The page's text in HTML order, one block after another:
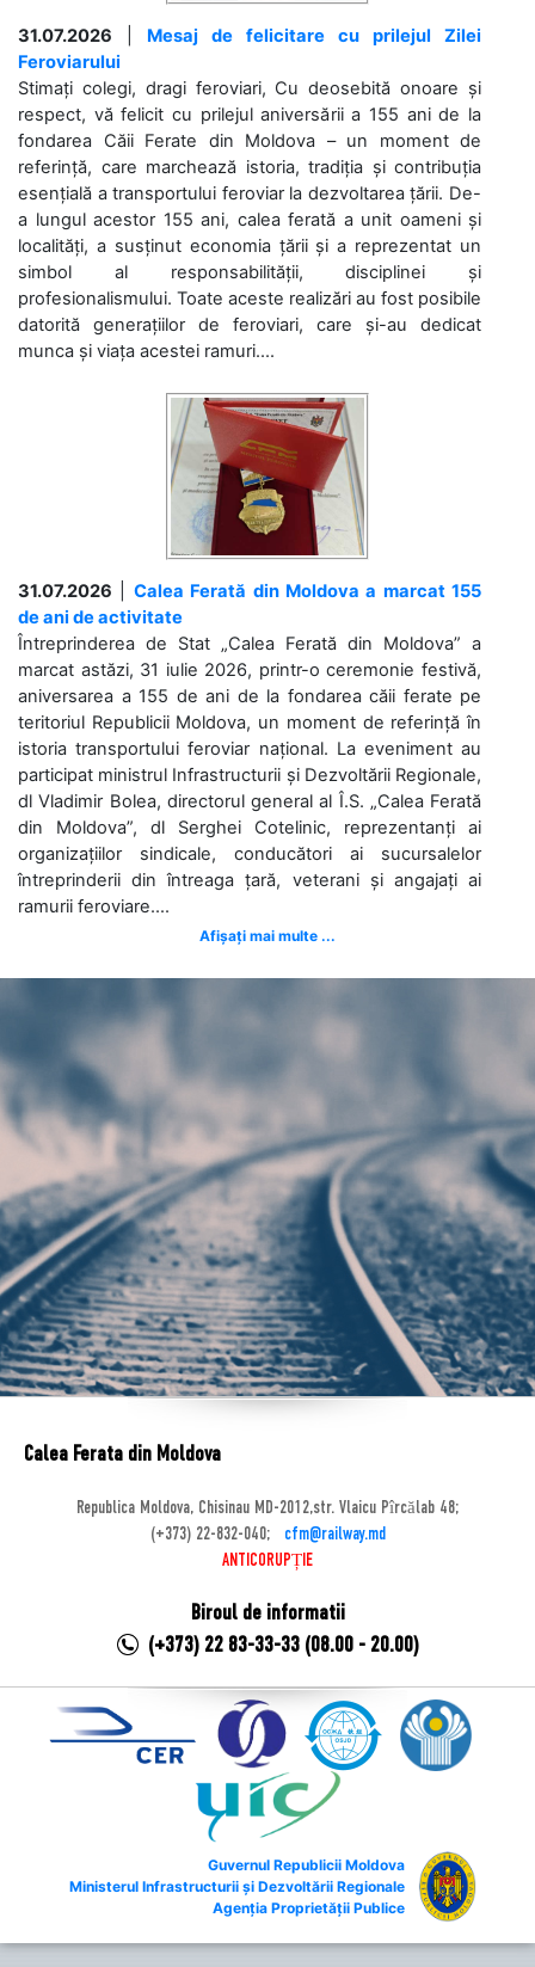
31.07.2026
Mesaj de felicitare cu prilejul Zilei
Feroviarului
Stimați colegi, dragi feroviari, Cu deosebită onoare și
respect, vă felicit cu prilejul aniversării a 155 ani de la
fondarea Căii Ferate din Moldova – un moment de
referință, care marchează istoria, tradiția și contribuția
esențială a transportului feroviar la dezvoltarea țării. De-
a lungul acestor 155 ani, calea ferată a unit oameni și
localități, a susținut economia țării și a reprezentat un
simbol al responsabilității, disciplinei și
profesionalismului. Toate aceste realizări au fost posibile
datorită generațiilor de feroviari, care și-au dedicat
munca și viața acestei ramuri....
31.07.2026
Calea Ferată din Moldova a marcat 155
de ani de activitate
Întreprinderea de Stat „Calea Ferată din Moldova” a
marcat astăzi, 31 iulie 2026, printr-o ceremonie festivă,
aniversarea a 155 de ani de la fondarea căii ferate pe
teritoriul Republicii Moldova, un moment de referință în
istoria transportului feroviar național. La eveniment au
participat ministrul Infrastructurii și Dezvoltării Regionale,
dl Vladimir Bolea, directorul general al Î.S. „Calea Ferată
din Moldova”, dl Serghei Cotelinic, reprezentanți ai
organizațiilor sindicale, conducători ai sucursalelor
întreprinderii din întreaga țară, veterani și angajați ai
ramurii feroviare....
Afișați mai multe ...
Calea Ferata din Moldova
Republica Moldova, Chisinau MD-2012,str. Vlaicu Pîrcălab 48;
(+373) 22-832-040;
cfm@railway.md
ANTICORUPȚIE
Biroul de informatii
(+373) 22 83-33-33 (08.00 - 20.00)
Guvernul Republicii Moldova
Ministerul Infrastructurii și Dezvoltării Regionale
Agenția Proprietății Publice